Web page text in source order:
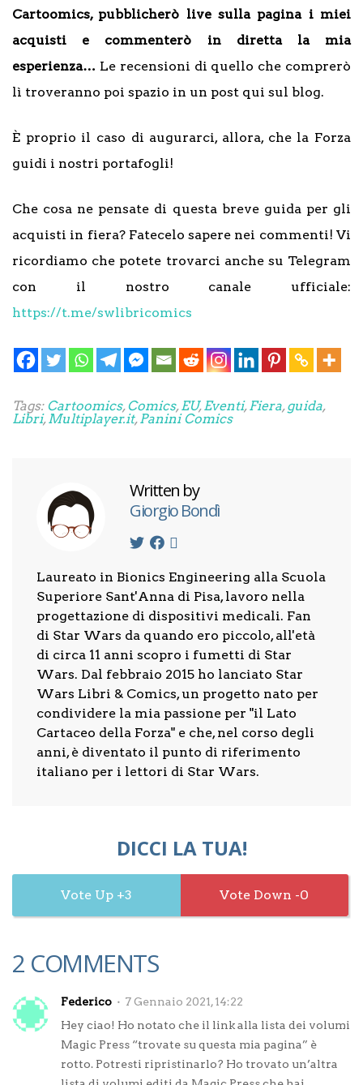
Cartoomics, pubblicherò live sulla pagina i miei
acquisti e commenterò in diretta la mia
esperienza… Le recensioni di quello che comprerò
lì troveranno poi spazio in un post qui sul blog.
È proprio il caso di augurarci, allora, che la Forza
guidi i nostri portafogli!
Che cosa ne pensate di questa breve guida per gli
acquisti in fiera? Fatecelo sapere nei commenti! Vi
ricordiamo che potete trovarci anche su Telegram
con il nostro canale ufficiale:
https://t.me/swlibricomics
Tags: Cartoomics,Comics,EU,Eventi,Fiera,guida,
Libri,Multiplayer.it,Panini Comics
Written by
Giorgio Bondì
Laureato in Bionics Engineering alla Scuola
Superiore Sant'Anna di Pisa, lavoro nella
progettazione di dispositivi medicali. Fan
di Star Wars da quando ero piccolo, all'età
di circa 11 anni scopro i fumetti di Star
Wars. Dal febbraio 2015 ho lanciato Star
Wars Libri & Comics, un progetto nato per
condividere la mia passione per "il Lato
Cartaceo della Forza" e che, nel corso degli
anni, è diventato il punto di riferimento
italiano per i lettori di Star Wars.
DICCI LA TUA!
3 0
2 COMMENTS
Federico
7 Gennaio 2021, 14:22
Hey ciao! Ho notato che il link alla lista dei volumi
Magic Press “trovate su questa mia pagina” è
rotto. Potresti ripristinarlo? Ho trovato un’altra